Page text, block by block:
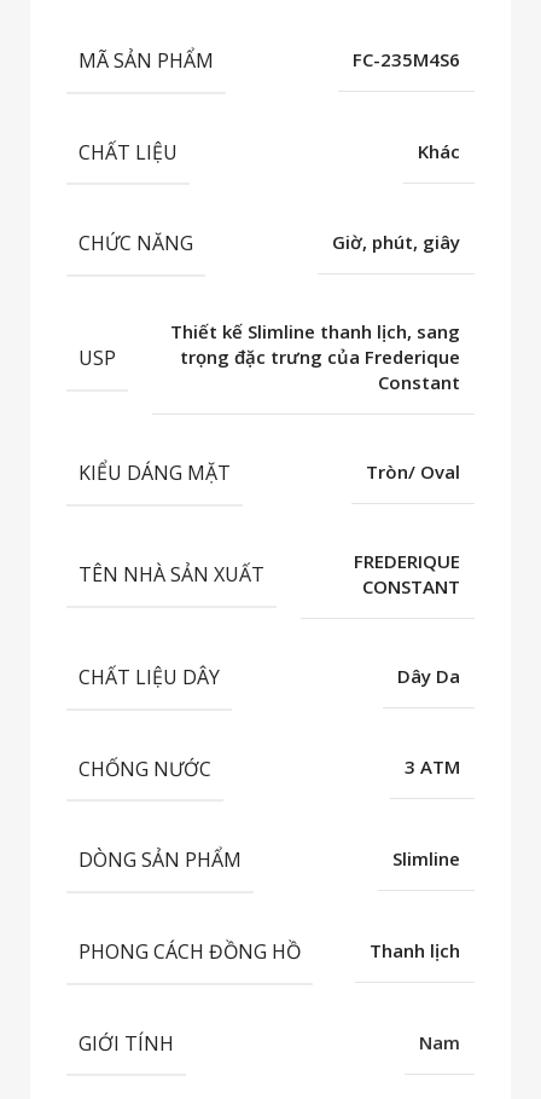
MÃ SẢN PHẨM FC-235M4S6
CHẤT LIỆU Khác
CHỨC NĂNG Giờ, phút, giây
USP
Thiết kế Slimline thanh lịch, sang
trọng đặc trưng của Frederique
Constant
KIỂU DÁNG MẶT Tròn/ Oval
TÊN NHÀ SẢN XUẤT
FREDERIQUE
CONSTANT
CHẤT LIỆU DÂY Dây Da
CHỐNG NƯỚC 3 ATM
DÒNG SẢN PHẨM Slimline
PHONG CÁCH ĐỒNG HỒ Thanh lịch
GIỚI TÍNH Nam